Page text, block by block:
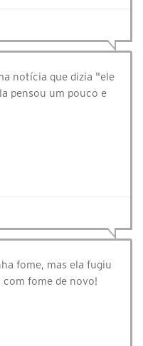
notícia que dizia "ele
pensou um pouco e
fome, mas ela fugiu
com fome de novo!